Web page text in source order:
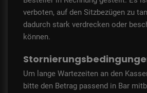
verboten, auf den Sitzbezügen zu
dadurch stark verdrecken oder
können.
Um lange Wartezeiten an den
bitte den Betrag passend in Bar